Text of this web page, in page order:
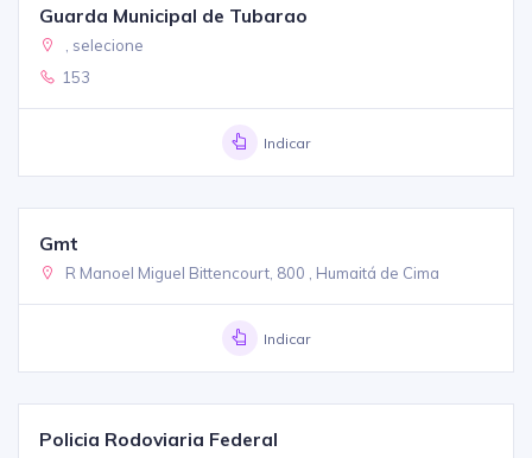
Guarda Municipal de Tubarao
, selecione
153
Indicar
Gmt
R Manoel Miguel Bittencourt, 800 , Humaitá de Cima
Indicar
Policia Rodoviaria Federal